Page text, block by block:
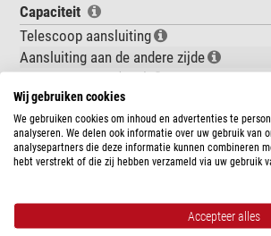
Capaciteit
Telescoop aansluiting
Aansluiting aan de andere zijde
Optische lengte (mm)
Filterdraad
Draadlengte (mm)
Algemeen
Ontwerp
Serie
Wij gebruiken cookies
We gebruiken cookies om inhoud en advertenties te
analyseren. We delen ook informatie over uw gebruik van
analysepartners die deze informatie kunnen combineren
hebt verstrekt of die zij hebben verzameld via uw gebruik
Accepteer alles